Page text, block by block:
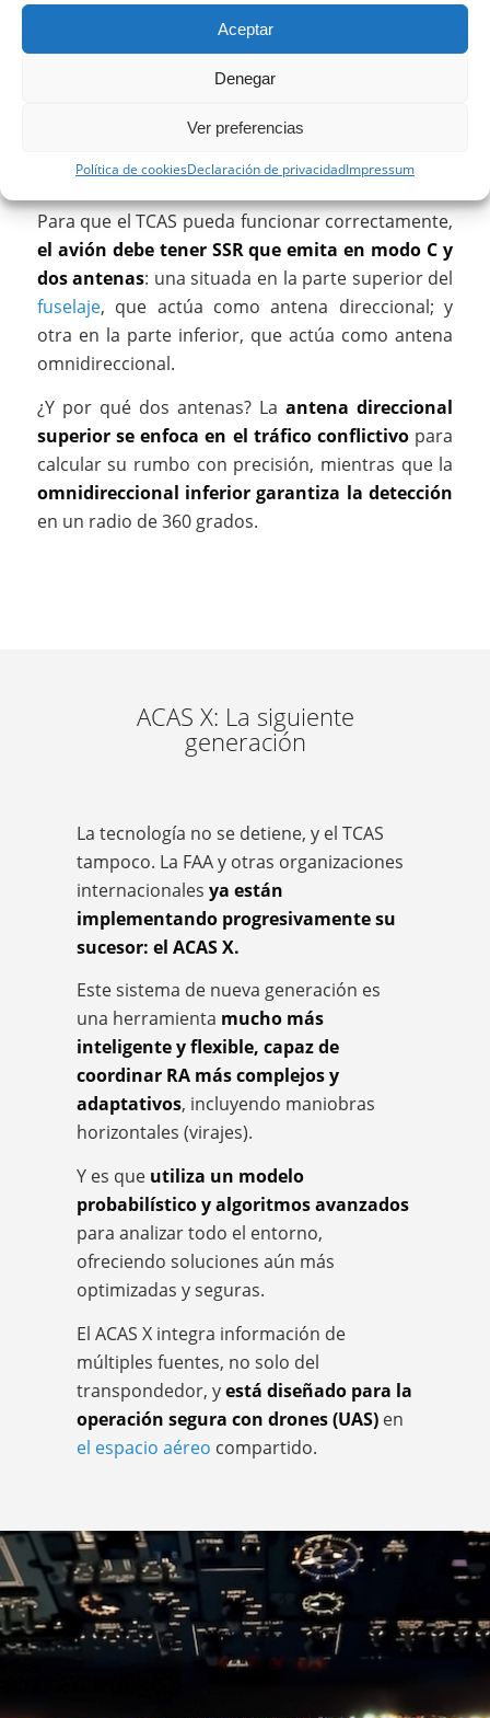
Aceptar
Denegar
Ver preferencias
Política de cookiesDeclaración de privacidadImpressum
TCAS II
Es el estándar en la aviación comercial. No solo
detecta y avisa (TA), sino que
coordinándose con el otro avión.
Para que el TCAS pueda funcionar correctamente,
el avión debe tener SSR que emita en modo C y
dos antenas: una situada en la parte superior del
fuselaje, que actúa como antena direccional; y
otra en la parte inferior, que actúa como antena
omnidireccional.
¿Y por qué dos antenas? Laantena direccional
superior se enfoca en el tráfico conflictivo para
calcular su rumbo con precisión, mientras que la
omnidireccional inferior garantiza la detección
en un radio de 360 grados.
ACAS X: La siguiente
generación
La tecnología no se detiene, y el TCAS
tampoco. La FAA y otras organizaciones
internacionales ya están
implementando progresivamente su
sucesor: el ACAS X.
Este sistema de nueva generación es
una herramienta mucho más
inteligente y flexible, capaz de
coordinar RA más complejos y
adaptativos, incluyendo maniobras
horizontales (virajes).
Y es que utiliza un modelo
probabilístico y algoritmos avanzados
para analizar todo el entorno,
ofreciendo soluciones aún más
optimizadas y seguras.
El ACAS X integra información de
múltiples fuentes, no solo del
transpondedor, yestá diseñado para la
operación segura con drones (UAS) en
el espacio aéreo compartido.